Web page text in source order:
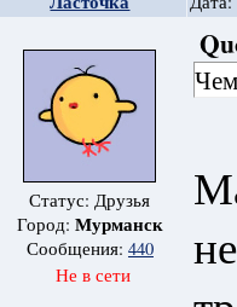
Статус: Друзья
Город: Мурманск
Сообщения: 440
Не в сети